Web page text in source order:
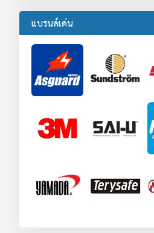
แบรนด์เด่น